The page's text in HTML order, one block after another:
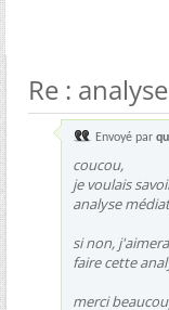
Re :
Envoyé par
coucou,
je voulais
analyse
si non,
faire cette
merci